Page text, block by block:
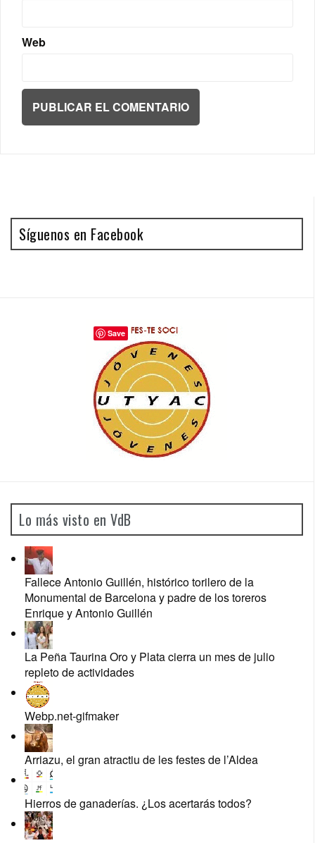
Web
Síguenos en Facebook
Lo más visto en VdB
Fallece Antonio Guillén, histórico torilero de la
Monumental de Barcelona y padre de los toreros
Enrique y Antonio Guillén
La Peña Taurina Oro y Plata cierra un mes de julio
repleto de actividades
Webp.net-gifmaker
Arriazu, el gran atractiu de les festes de l’Aldea
Hierros de ganaderías. ¿Los acertarás todos?
Save